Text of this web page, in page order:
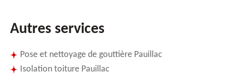
Autres services
Pose et nettoyage de gouttière Pauillac
Isolation toiture Pauillac